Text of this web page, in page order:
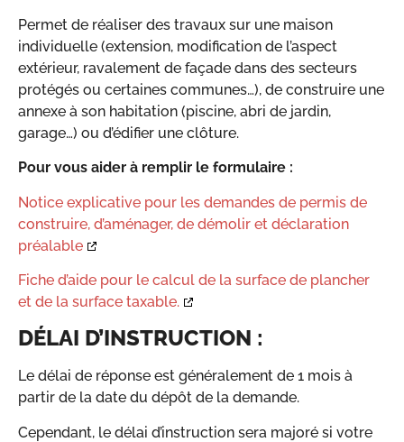
Permet de réaliser des travaux sur une maison
individuelle (extension, modification de l’aspect
extérieur, ravalement de façade dans des secteurs
protégés ou certaines communes…), de construire une
annexe à son habitation (piscine, abri de jardin,
garage…) ou d’édifier une clôture.
Pour vous aider à remplir le formulaire :
Notice explicative pour les demandes de permis de
construire, d’aménager, de démolir et déclaration
préalable
Fiche d’aide pour le calcul de la surface de plancher
et de la surface taxable.
DÉLAI D’INSTRUCTION :
Le délai de réponse est généralement de 1 mois à
partir de la date du dépôt de la demande.
Cependant, le délai d’instruction sera majoré si votre